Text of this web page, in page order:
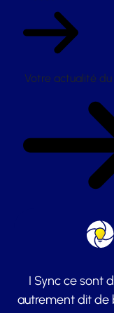
Votre actualité du
I Sync ce sont
autrement dit de